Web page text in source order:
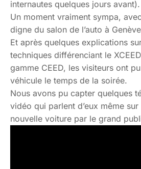
internautes quelques jours avant).
Un moment vraiment sympa,
digne du salon de l’auto à
Et après quelques explications
techniques différenciant le
gamme CEED, les visiteurs ont
véhicule le temps de la soirée.
Nous avons pu capter quelques
vidéo qui parlent d’eux même sur
nouvelle voiture par le grand